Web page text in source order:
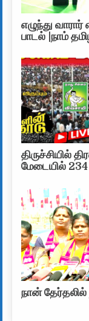
எழுந்து
பாடல் |நாம்
திருச்சியில்
மேடையில்
நான் தேர்தலில்